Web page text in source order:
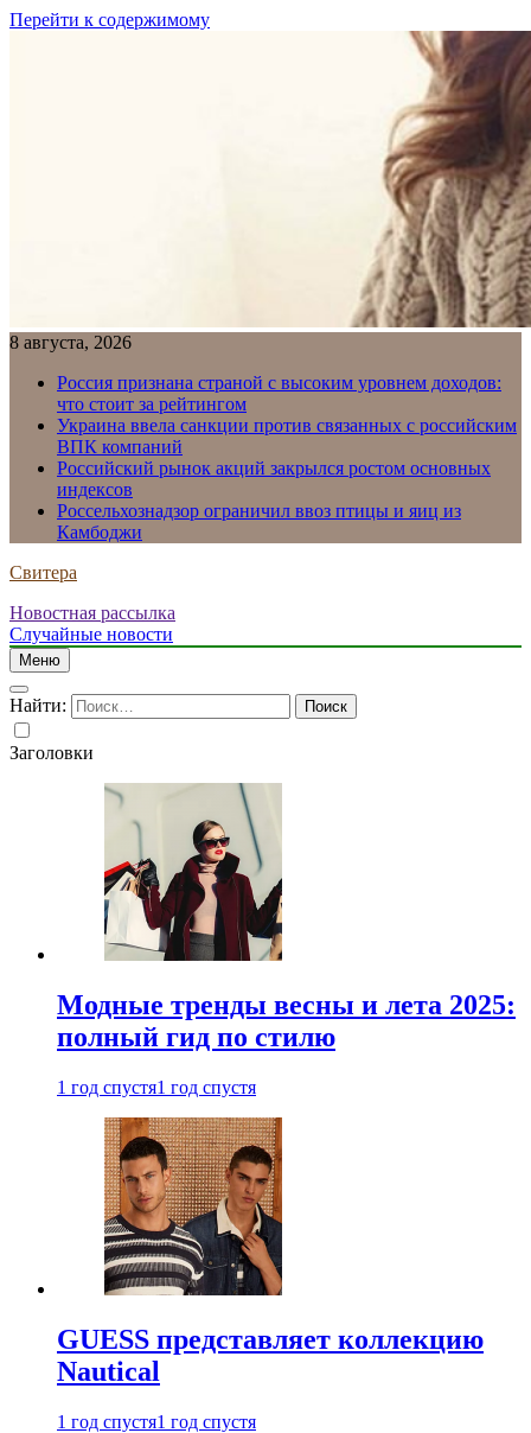
Перейти к содержимому
8 августа, 2026
Россия признана страной с высоким уровнем доходов:
что стоит за рейтингом
Украина ввела санкции против связанных с российским
ВПК компаний
Российский рынок акций закрылся ростом основных
индексов
Россельхознадзор ограничил ввоз птицы и яиц из
Камбоджи
Свитера
Новостная рассылка
Случайные новости
Меню
Найти:
Заголовки
Модные тренды весны и лета 2025:
полный гид по стилю
1 год спустя1 год спустя
GUESS представляет коллекцию
Nautical
1 год спустя1 год спустя